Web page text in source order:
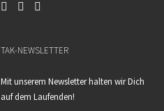
TAK-NEWSLETTER
Mit unserem Newsletter halten wir Dich
auf dem Laufenden!